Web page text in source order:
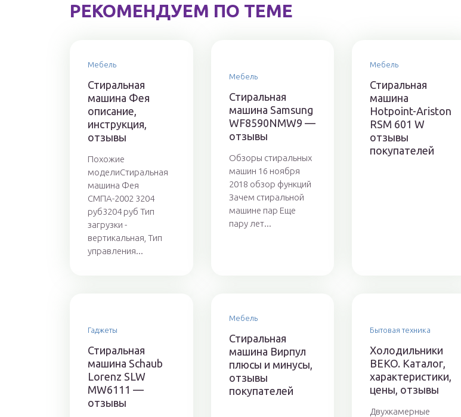
РЕКОМЕНДУЕМ ПО ТЕМЕ
Мебель
Стиральная
машина Фея
описание,
инструкция,
отзывы
Похожие
моделиСтиральная
машина Фея
СМПА-2002 3204
руб3204 руб Тип
загрузки -
вертикальная, Тип
управления...
Мебель
Стиральная
машина Samsung
WF8590NMW9 —
отзывы
Обзоры стиральных
машин 16 ноября
2018 обзор функций
Зачем стиральной
машине пар Еще
пару лет...
Мебель
Стиральная
машина
Hotpoint-Ariston
RSM 601 W
отзывы
покупателей
Гаджеты
Стиральная
машина Schaub
Lorenz SLW
MW6111 —
отзывы
Мебель
Стиральная
машина Вирпул
плюсы и минусы,
отзывы
покупателей
Бытовая техника
Холодильники
BEKO. Каталог,
характеристики,
цены, отзывы
Двухкамерные